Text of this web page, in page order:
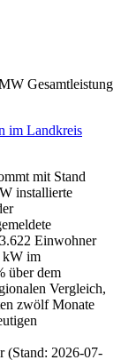
Gesamtleistung
im Landkreis
mit Stand
installierte
Einwohner
kW im
über dem
Vergleich,
zwölf Monate
(Stand: 2026-07-